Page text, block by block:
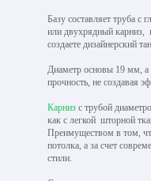
Базу составляет труба с
или двухрядный карниз,
создаете дизайнерский
Диаметр основы 19 мм, а
прочность, не создавая
Карниз с трубой
как с легкой шторной
Преимуществом в том,
потолка, а за счет
стили.